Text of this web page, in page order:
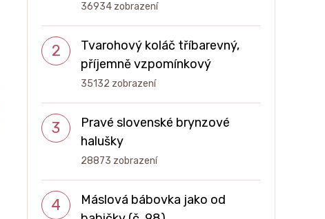
36934 zobrazení
Tvarohový koláč tříbarevný,
příjemně vzpomínkový
35132 zobrazení
Pravé slovenské brynzové
halušky
28873 zobrazení
Máslová bábovka jako od